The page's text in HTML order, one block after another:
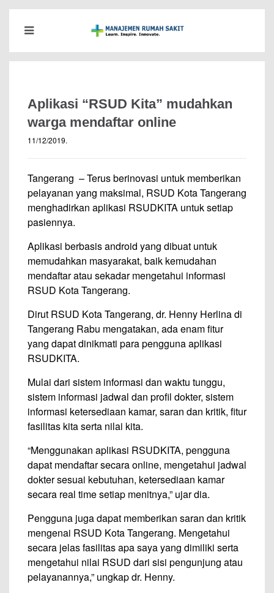
Aplikasi “RSUD Kita” mudahkan
warga mendaftar online
11/12/2019.
Tangerang – Terus berinovasi untuk memberikan
pelayanan yang maksimal, RSUD Kota Tangerang
menghadirkan aplikasi RSUDKITA untuk setiap
pasiennya.
Aplikasi berbasis android yang dibuat untuk
memudahkan masyarakat, baik kemudahan
mendaftar atau sekadar mengetahui informasi
RSUD Kota Tangerang.
Dirut RSUD Kota Tangerang, dr. Henny Herlina di
Tangerang Rabu mengatakan, ada enam fitur
yang dapat dinikmati para pengguna aplikasi
RSUDKITA.
Mulai dari sistem informasi dan waktu tunggu,
sistem informasi jadwal dan profil dokter, sistem
informasi ketersediaan kamar, saran dan kritik, fitur
fasilitas kita serta nilai kita.
“Menggunakan aplikasi RSUDKITA, pengguna
dapat mendaftar secara online, mengetahui jadwal
dokter sesuai kebutuhan, ketersediaan kamar
secara real time setiap menitnya,” ujar dia.
Pengguna juga dapat memberikan saran dan kritik
mengenai RSUD Kota Tangerang. Mengetahui
secara jelas fasilitas apa saya yang dimiliki serta
mengetahui nilai RSUD dari sisi pengunjung atau
pelayanannya,” ungkap dr. Henny.